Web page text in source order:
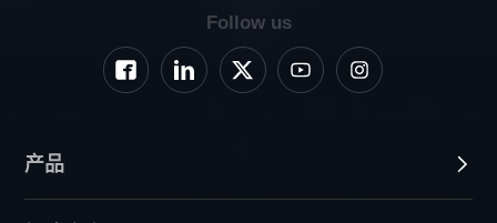
Follow us
产品